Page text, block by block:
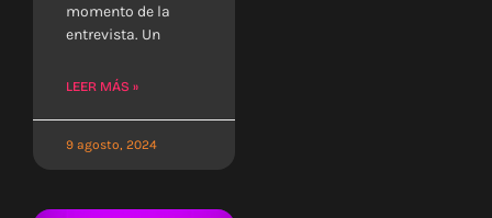
momento de la
entrevista. Un
LEER MÁS »
9 agosto, 2024